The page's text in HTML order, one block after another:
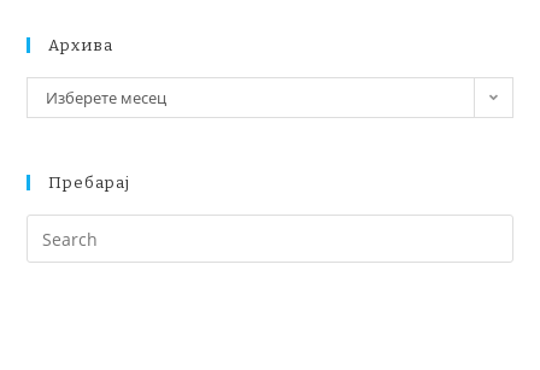
Архива
Изберете месец
Пребарај